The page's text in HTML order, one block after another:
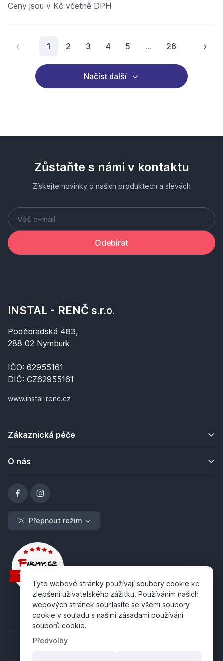
Ceny jsou v Kč včetně DPH
1 Aktuální stránka
2 3 4 5 ... 26
Načíst další
Zůstaňte s námi v kontaktu
Získejte novinky o našich produktech a slevách
Odebírat
INSTAL - RENČ s.r.o.
Poděbradská 483,
288 02 Nymburk
IČO: 62955161
DIČ: CZ62955161
www.instal-renc.cz
Zákaznická péče
O nás
Přepnout režim
Tyto webové stránky používají soubory cookie ke
zlepšení uživatelského zážitku. Používáním našich
webových stránek souhlasíte se všemi soubory
cookie v souladu s našimi zásadami používání
souborů cookie.
Předvolby